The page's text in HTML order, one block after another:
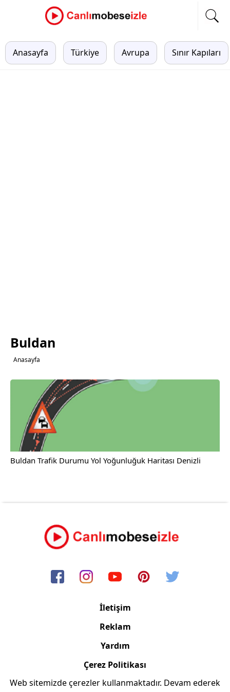
Anasayfa Türkiye Avrupa Sınır Kapıları
Buldan
Anasayfa
Buldan Trafik Durumu Yol Yoğunluğuk Haritası Denizli
İletişim
Reklam
Yardım
Çerez Politikası
Web sitemizde çerezler kullanmaktadır. Devam ederek